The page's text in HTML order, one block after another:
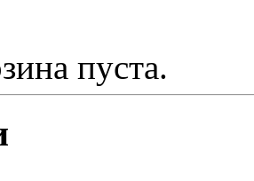
пуста.